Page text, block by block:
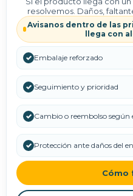
resolvemos. Daños,
Avisanos dentro de las
llega con
✓ Embalaje reforzado
✓ Seguimiento y prioridad
✓ Cambio o reembolso según
✓ Protección ante daños del
Cómo